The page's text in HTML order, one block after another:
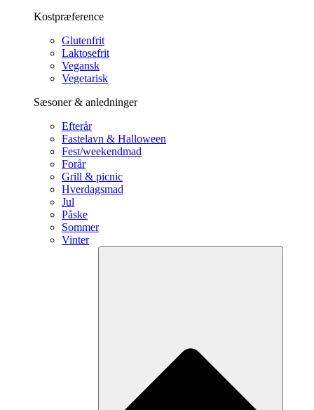
Kostpræference
Glutenfrit
Laktosefrit
Vegansk
Vegetarisk
Sæsoner & anledninger
Efterår
Fastelavn & Halloween
Fest/weekendmad
Forår
Grill & picnic
Hverdagsmad
Jul
Påske
Sommer
Vinter